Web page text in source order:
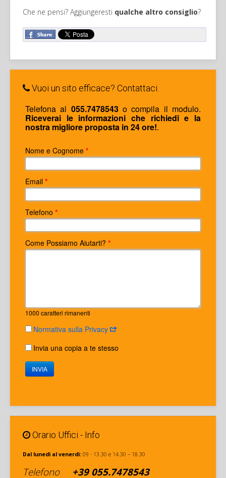
Che ne pensi? Aggiungeresti qualche altro consiglio?
Vuoi un sito efficace? Contattaci.
Telefona al 055.7478543o compila il modulo.
Riceverai le informazioni che richiedi e la
nostra migliore proposta in 24 ore!.
Nome e Cognome *
Email *
Telefono *
Come Possiamo Aiutarti? *
1000 caratteri rimanenti
Normativa sulla Privacy
Invia una copia a te stesso
INVIA
Orario Uffici - Info
Dal lunedì al venerdì: 09 - 13.30 e 14.30 – 18.30
Telefono +39 055.7478543